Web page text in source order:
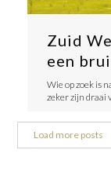
Zuid
een
Wie op zoek is
zeker zijn draai
Load more posts